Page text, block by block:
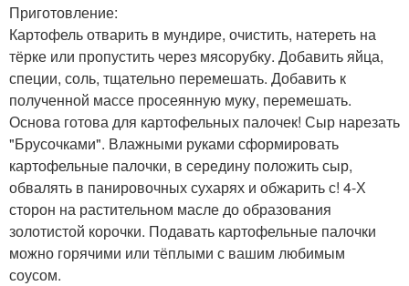
Приготовление:
Картофель отварить в мундире, очистить, натереть на
тёрке или пропустить через мясорубку. Добавить яйца,
специи, соль, тщательно перемешать. Добавить к
полученной массе просеянную муку, перемешать.
Основа готова для картофельных палочек! Сыр нарезать
"Брусочками". Влажными руками сформировать
картофельные палочки, в середину положить сыр,
обвалять в панировочных сухарях и обжарить с! 4-Х
сторон на растительном масле до образования
золотистой корочки. Подавать картофельные палочки
можно горячими или тёплыми с вашим любимым
соусом.